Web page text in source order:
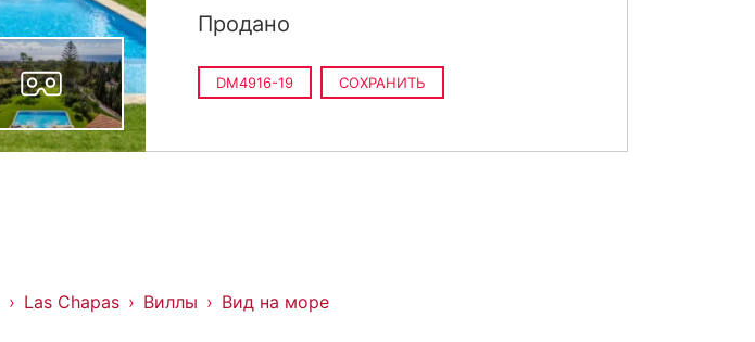
Продано
DM4916-19 СОХРАНИТЬ
Las Chapas Виллы Вид на море